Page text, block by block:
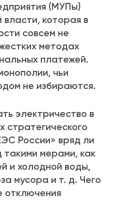
(МУПы)
которая в
совсем не
методах
платежей.
чьи
не избираются.
электричество в
стратегического
России» вряд ли
такими мерами, как
и холодной воды,
мусора и т. д. Чего
отключения